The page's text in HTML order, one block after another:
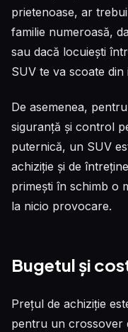
prietenoase, ar
familie numeroasă,
sau dacă locuiești
SUV te va scoate din
De asemenea,
siguranță și control
puternică, un SUV
achiziție și de
primești în schimb o
la nicio provocare.
Bugetul și
Prețul de achiziție
pentru un crossover